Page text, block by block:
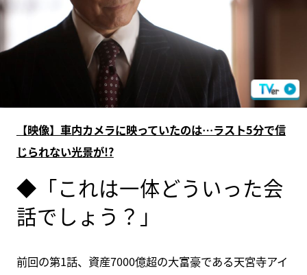
【映像】車内カメラに映っていたのは…ラスト5分で信
じられない光景が!?
◆「これは一体どういった会
話でしょう？」
前回の第1話、資産7000億超の大富豪である天宮寺アイ